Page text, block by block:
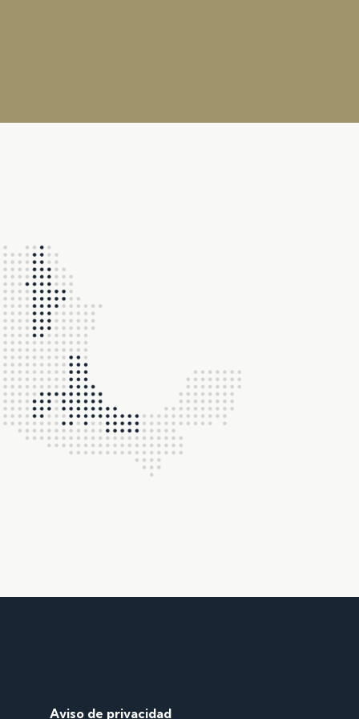
Aviso de privacidad